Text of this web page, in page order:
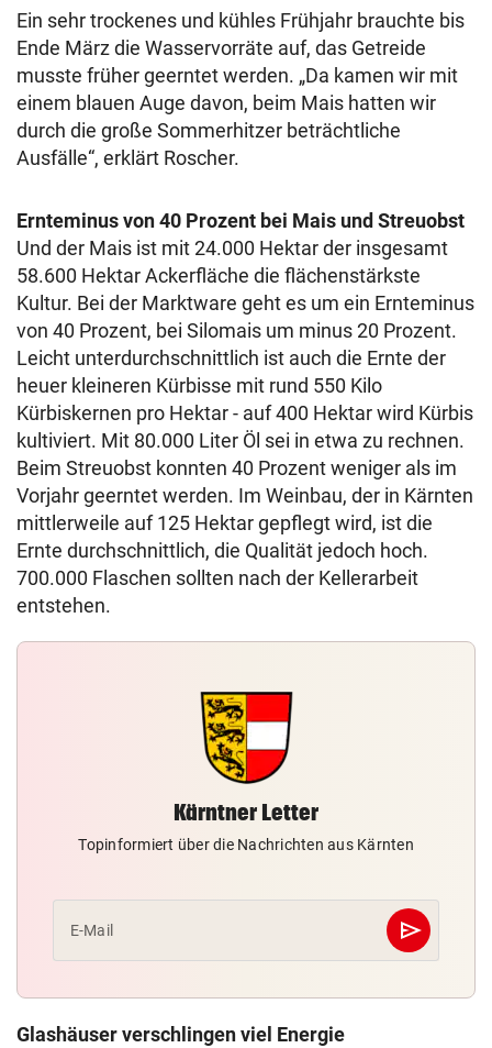
Ein sehr trockenes und kühles Frühjahr brauchte bis
Ende März die Wasservorräte auf, das Getreide
musste früher geerntet werden. „Da kamen wir mit
einem blauen Auge davon, beim Mais hatten wir
durch die große Sommerhitzer beträchtliche
Ausfälle“, erklärt Roscher.
Ernteminus von 40 Prozent bei Mais und Streuobst
Und der Mais ist mit 24.000 Hektar der insgesamt
58.600 Hektar Ackerfläche die flächenstärkste
Kultur. Bei der Marktware geht es um ein Ernteminus
von 40 Prozent, bei Silomais um minus 20 Prozent.
Leicht unterdurchschnittlich ist auch die Ernte der
heuer kleineren Kürbisse mit rund 550 Kilo
Kürbiskernen pro Hektar - auf 400 Hektar wird Kürbis
kultiviert. Mit 80.000 Liter Öl sei in etwa zu rechnen.
Beim Streuobst konnten 40 Prozent weniger als im
Vorjahr geerntet werden. Im Weinbau, der in Kärnten
mittlerweile auf 125 Hektar gepflegt wird, ist die
Ernte durchschnittlich, die Qualität jedoch hoch.
700.000 Flaschen sollten nach der Kellerarbeit
entstehen.
Kärntner Letter
Topinformiert über die Nachrichten aus Kärnten
E-Mail send
Abschicken
Glashäuser verschlingen viel Energie